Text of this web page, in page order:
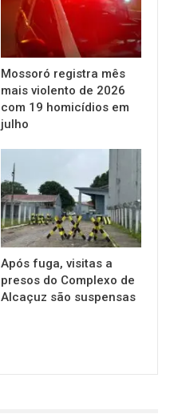
Mossoró registra mês
mais violento de 2026
com 19 homicídios em
julho
Após fuga, visitas a
presos do Complexo de
Alcaçuz são suspensas